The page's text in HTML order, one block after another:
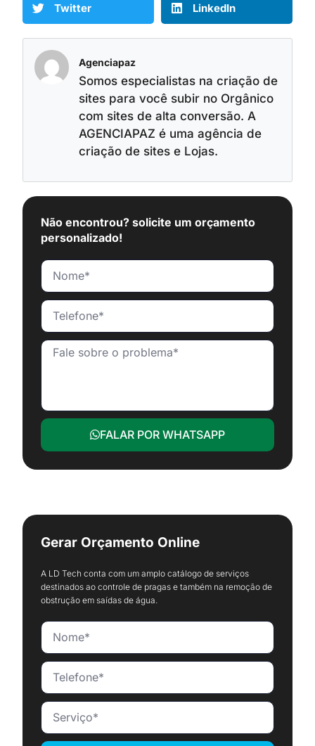
Twitter LinkedIn
Agenciapaz
Somos especialistas na criação de
sites para você subir no Orgânico
com sites de alta conversão. A
AGENCIAPAZ é uma agência de
criação de sites e Lojas.
Não encontrou? solicite um orçamento
personalizado!
FALAR POR WHATSAPP
Gerar Orçamento Online
A LD Tech conta com um amplo catálogo de serviços
destinados ao controle de pragas e também na remoção de
obstrução em saídas de água.